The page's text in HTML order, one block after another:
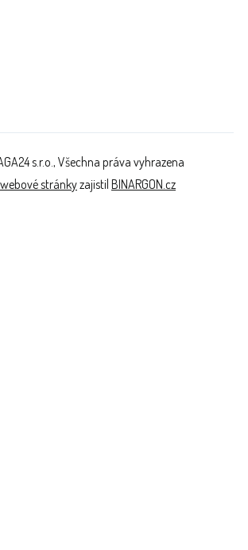
s.r.o., Všechna práva vyhrazena
stránkyzajistil BINARGON.cz